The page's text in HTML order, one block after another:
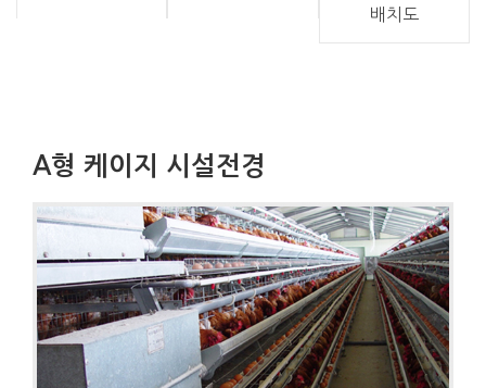
배치도
A형 케이지 시설전경